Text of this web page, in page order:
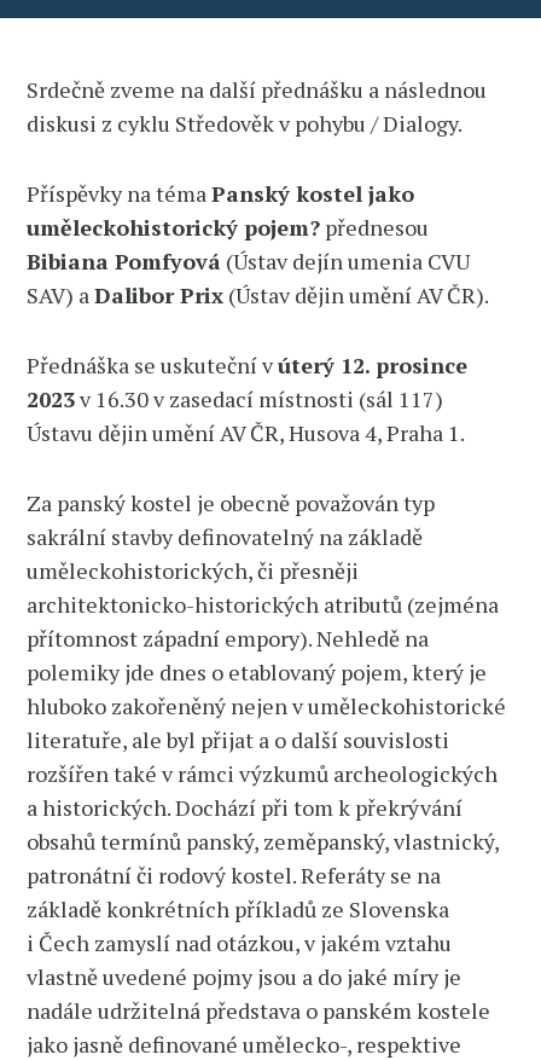
Srdečně zveme na další přednášku a následnou
diskusi z cyklu Středověk v pohybu / Dialogy.
Příspěvky na témaPanský kostel jako
uměleckohistorický pojem? přednesou
Bibiana Pomfyová (Ústav dejín umenia CVU
SAV) aDalibor Prix (Ústav dějin umění AV ČR).
Přednáška se uskuteční vúterý 12. prosince
2023v 16.30 v zasedací místnosti (sál 117)
Ústavu dějin umění AV ČR, Husova 4, Praha 1.
Za panský kostel je obecně považován typ
sakrální stavby definovatelný na základě
uměleckohistorických, či přesněji
architektonicko-historických atributů (zejména
přítomnost západní empory). Nehledě na
polemiky jde dnes o etablovaný pojem, který je
hluboko zakořeněný nejen v uměleckohistorické
literatuře, ale byl přijat a o další souvislosti
rozšířen také v rámci výzkumů archeologických
a historických. Dochází při tom k překrývání
obsahů termínů panský, zeměpanský, vlastnický,
patronátní či rodový kostel. Referáty se na
základě konkrétních příkladů ze Slovenska
i Čech zamyslí nad otázkou, v jakém vztahu
vlastně uvedené pojmy jsou a do jaké míry je
nadále udržitelná představa o panském kostele
jako jasně definované umělecko-, respektive